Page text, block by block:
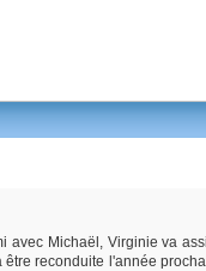
Michaël, Virginie va
reconduite l'année